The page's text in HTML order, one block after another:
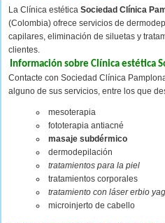
La Clínica estética Sociedad Clínica
(Colombia) ofrece servicios de
capilares, eliminación de siluetas y
clientes.
Información sobre Clínica estética
Contacte con Sociedad Clínica
alguno de sus servicios, entre los que
mesoterapia
fototerapia antiacné
masaje subdérmico
dermodepilación
tratamientos para la piel
tratamientos corporales
tratamiento con láser erbio yag
microinjerto de cabello